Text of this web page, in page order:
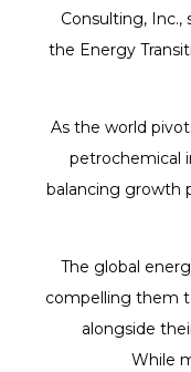
Consulting, Inc.,
the Energy
As the world
petrochemical
balancing growth
The global
compelling them
alongside
While